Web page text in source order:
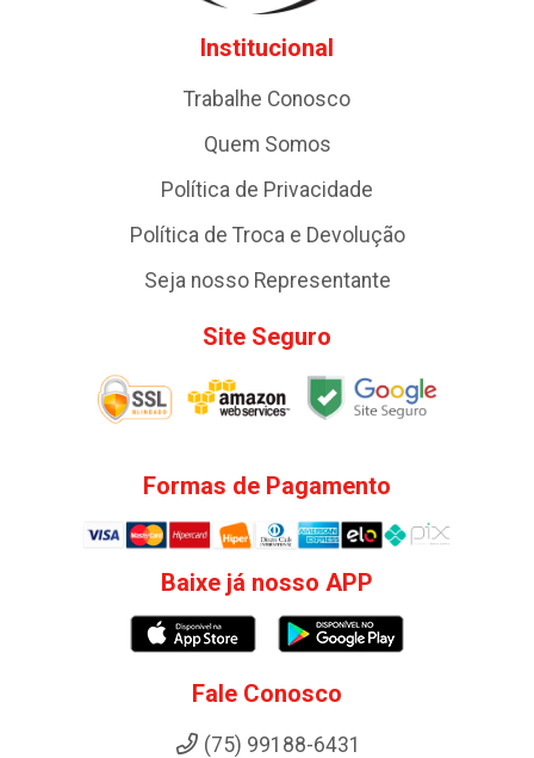
Institucional
Trabalhe Conosco
Quem Somos
Política de Privacidade
Política de Troca e Devolução
Seja nosso Representante
Site Seguro
Formas de Pagamento
Baixe já nosso APP
Fale Conosco
(75) 99188-6431